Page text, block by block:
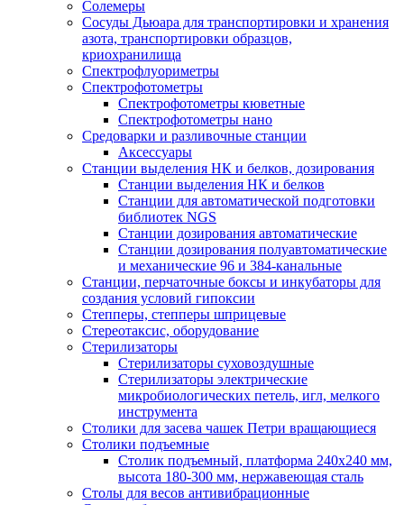
Солемеры
Сосуды Дьюара для транспортировки и хранения
азота, транспортировки образцов,
криохранилища
Спектрофлуориметры
Спектрофотометры
Спектрофотометры кюветные
Спектрофотометры нано
Средоварки и разливочные станции
Аксессуары
Станции выделения НК и белков, дозирования
Станции выделения НК и белков
Станции для автоматической подготовки
библиотек NGS
Станции дозирования автоматические
Станции дозирования полуавтоматические
и механические 96 и 384-канальные
Станции, перчаточные боксы и инкубаторы для
создания условий гипоксии
Степперы, степперы шприцевые
Стереотаксис, оборудование
Стерилизаторы
Стерилизаторы суховоздушные
Стерилизаторы электрические
микробиологических петель, игл, мелкого
инструмента
Столики для засева чашек Петри вращающиеся
Столики подъемные
Столик подъемный, платформа 240х240 мм,
высота 180-300 мм, нержавеющая сталь
Столы для весов антивибрационные